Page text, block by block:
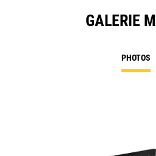
GALERIE
PHOTOS